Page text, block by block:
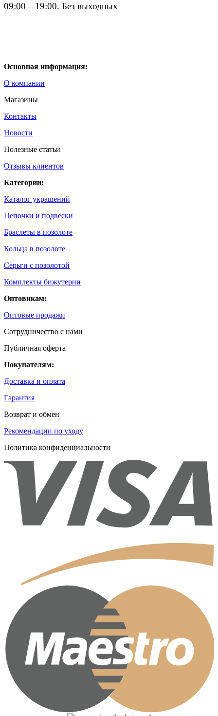
09:00—19:00. Без выходных
Основная информация:
О компании
Магазины
Контакты
Новости
Полезные статьи
Отзывы клиентов
Категории:
Каталог украшений
Цепочки и подвески
Браслеты в позолоте
Кольца в позолоте
Серьги с позолотой
Комплекты бижутерии
Оптовикам:
Оптовые продажи
Сотрудничество с нами
Публичная оферта
Покупателям:
Доставка и оплата
Гарантия
Возврат и обмен
Рекомендации по уходу
Политика конфиденциальности